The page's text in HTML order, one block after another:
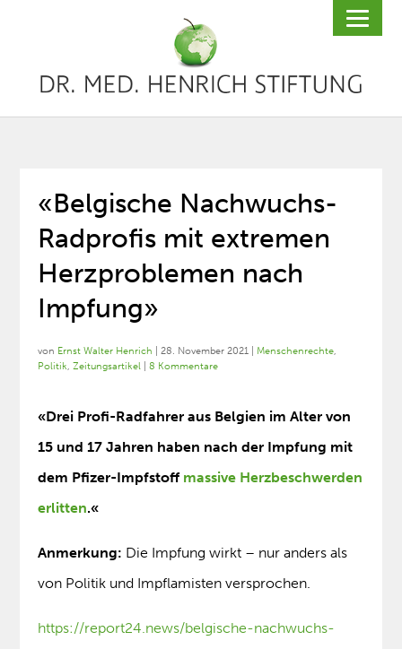
«Belgische Nachwuchs-
Radprofis mit extremen
Herzproblemen nach
Impfung»
von Ernst Walter Henrich |28. November 2021 Menschenrechte,
Politik,Zeitungsartikel |8 Kommentare
«Drei Profi-Radfahrer aus Belgien im Alter von
15 und 17 Jahren haben nach der Impfung mit
dem Pfizer-Impfstoff massive Herzbeschwerden
erlitten.«
Anmerkung: Die Impfung wirkt – nur anders als
von Politik und Impflamisten versprochen.
https://report24.news/belgische-nachwuchs-